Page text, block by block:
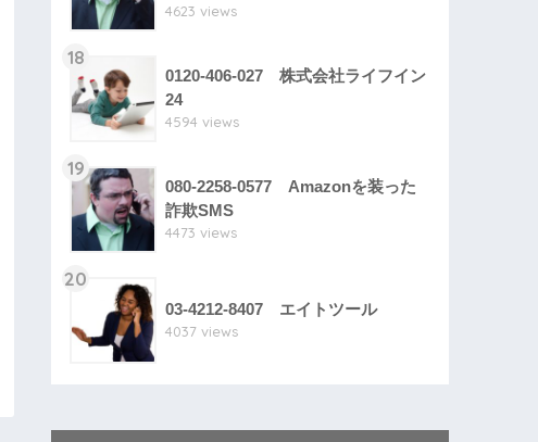
4623 views
18
0120-406-027 株式会社ライフイン
24
4594 views
19
080-2258-0577 Amazonを装った
詐欺SMS
4473 views
20
03-4212-8407 エイトツール
4037 views